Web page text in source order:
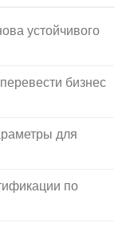
устойчивого
бизнес
для
по